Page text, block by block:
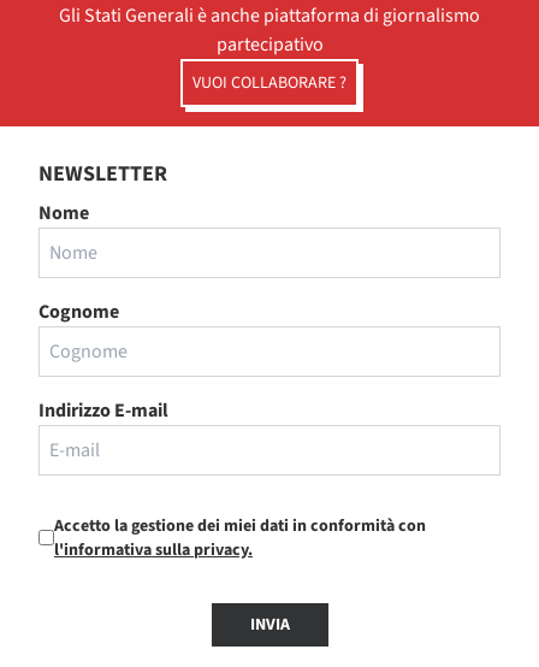
Gli Stati Generali è anche piattaforma di giornalismo
partecipativo
VUOI COLLABORARE ?
NEWSLETTER
Nome
Cognome
Indirizzo E-mail
Accetto la gestione dei miei dati in conformità con
l'informativa sulla privacy.
INVIA